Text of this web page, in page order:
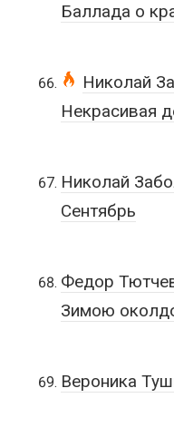
Баллада о
Николай
Некрасивая
Николай
Сентябрь
Федор
Зимою
Вероника